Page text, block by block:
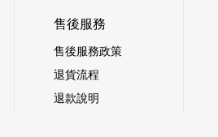
售後服務
售後服務政策
退貨流程
退款說明